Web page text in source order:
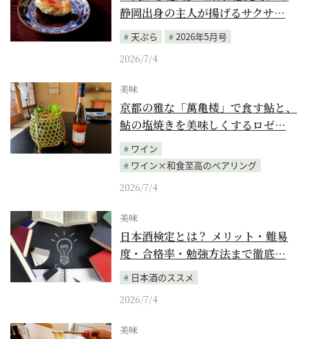
静岡出身の主人が揚げるサクサ…
天ぷら
2026年5月号
2026/7/4
美味
京都の雅な「萬亀楼」で食す鮎と、
鮎の塩焼きを美味しくするロゼ…
ワイン
ワイン×和食至高のペアリング
2026/7/4
美味
日本酒検定とは？ メリット・難易
度・合格率・勉強方法まで徹底…
日本酒のススメ
2026/7/4
美味